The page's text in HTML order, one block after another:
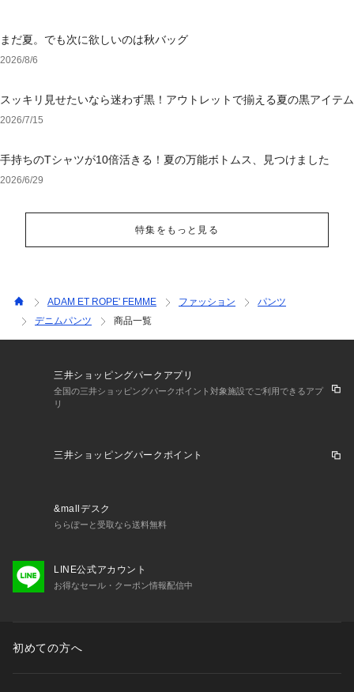
まだ夏。でも次に欲しいのは秋バッグ
2026/8/6
スッキリ見せたいなら迷わず黒！アウトレットで揃える夏の黒アイテム
2026/7/15
手持ちのTシャツが10倍活きる！夏の万能ボトムス、見つけました
2026/6/29
特集をもっと見る
ADAM ET ROPE' FEMME ファッション
パンツ
デニムパンツ
商品一覧
三井ショッピングパークアプリ
全国の三井ショッピングパークポイント対象施設でご利用できるアプ
リ
三井ショッピングパークポイント
&mallデスク
ららぽーと受取なら送料無料
LINE公式アカウント
お得なセール・クーポン情報配信中
初めての方へ